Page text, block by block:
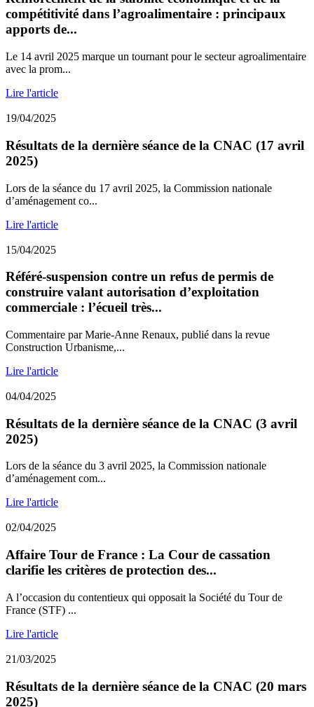
compétitivité dans l’agroalimentaire : principaux
apports de...
Le 14 avril 2025 marque un tournant pour le secteur agroalimentaire
avec la prom...
Lire l'article
19/04/2025
Résultats de la dernière séance de la CNAC (17 avril
2025)
Lors de la séance du 17 avril 2025, la Commission nationale
d’aménagement co...
Lire l'article
15/04/2025
Référé-suspension contre un refus de permis de
construire valant autorisation d’exploitation
commerciale : l’écueil très...
Commentaire par Marie-Anne Renaux, publié dans la revue
Construction Urbanisme,...
Lire l'article
04/04/2025
Résultats de la dernière séance de la CNAC (3 avril
2025)
Lors de la séance du 3 avril 2025, la Commission nationale
d’aménagement com...
Lire l'article
02/04/2025
Affaire Tour de France : La Cour de cassation
clarifie les critères de protection des...
A l’occasion du contentieux qui opposait la Société du Tour de
France (STF) ...
Lire l'article
21/03/2025
Résultats de la dernière séance de la CNAC (20 mars
2025)